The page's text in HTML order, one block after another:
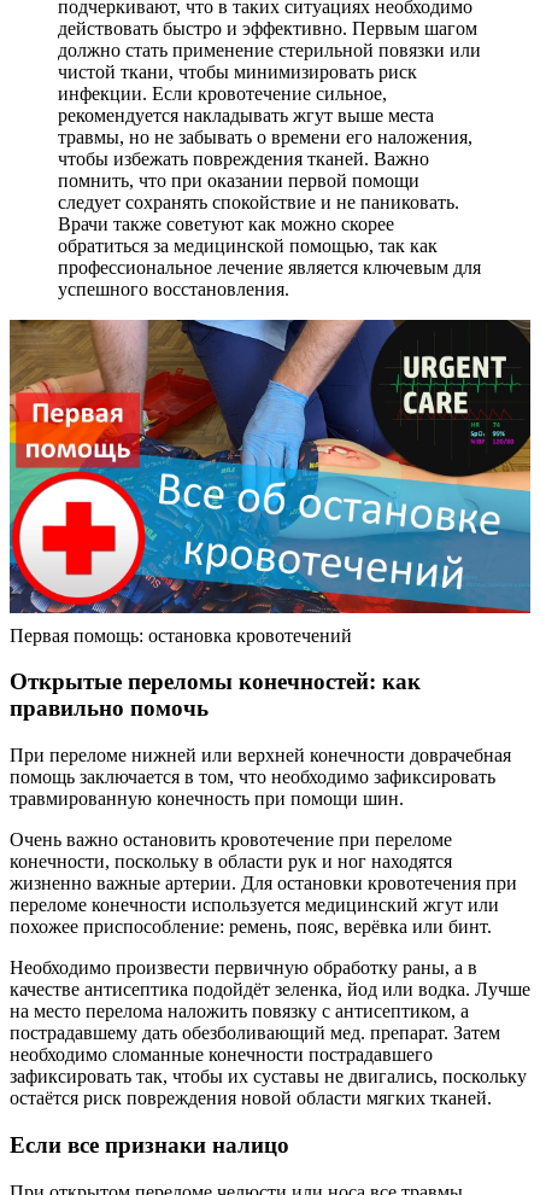
подчеркивают, что в таких ситуациях необходимо
действовать быстро и эффективно. Первым шагом
должно стать применение стерильной повязки или
чистой ткани, чтобы минимизировать риск
инфекции. Если кровотечение сильное,
рекомендуется накладывать жгут выше места
травмы, но не забывать о времени его наложения,
чтобы избежать повреждения тканей. Важно
помнить, что при оказании первой помощи
следует сохранять спокойствие и не паниковать.
Врачи также советуют как можно скорее
обратиться за медицинской помощью, так как
профессиональное лечение является ключевым для
успешного восстановления.
Первая помощь: остановка кровотечений
Открытые переломы конечностей: как
правильно помочь
При переломе нижней или верхней конечности доврачебная
помощь заключается в том, что необходимо зафиксировать
травмированную конечность при помощи шин.
Очень важно остановить кровотечение при переломе
конечности, поскольку в области рук и ног находятся
жизненно важные артерии. Для остановки кровотечения при
переломе конечности используется медицинский жгут или
похожее приспособление: ремень, пояс, верёвка или бинт.
Необходимо произвести первичную обработку раны, а в
качестве антисептика подойдёт зеленка, йод или водка. Лучше
на место перелома наложить повязку с антисептиком, а
пострадавшему дать обезболивающий мед. препарат. Затем
необходимо сломанные конечности пострадавшего
зафиксировать так, чтобы их суставы не двигались, поскольку
остаётся риск повреждения новой области мягких тканей.
Если все признаки налицо